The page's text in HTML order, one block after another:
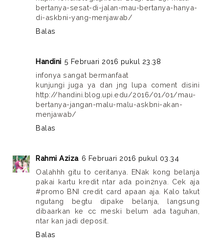
bertanya-sesat-di-jalan-mau-bertanya-hanya-
di-askbni-yang-menjawab/
Balas
Handini 5 Februari 2016 pukul 23.38
infonya sangat bermanfaat
kunjungi juga ya dan jng lupa coment disini
http://handini.blog.upi.edu/2016/01/01/mau-
bertanya-jangan-malu-malu-askbni-akan-
menjawab/
Balas
Rahmi Aziza 6 Februari 2016 pukul 03.34
Oalahhh gitu to ceritanya. ENak kong belanja
pakai kartu kredit ntar ada poin2nya. Cek aja
#promo BNI credit card apaan aja. Kalo takut
ngutang begtu dipake belanja, langsung
dibaarkan ke cc meski belum ada taguhan,
ntar kan jadi deposit.
Balas